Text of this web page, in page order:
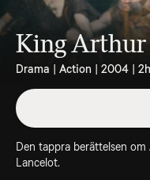
King Arthur
Drama | Action | 2004 |
Den tappra berättelsen
Lancelot.